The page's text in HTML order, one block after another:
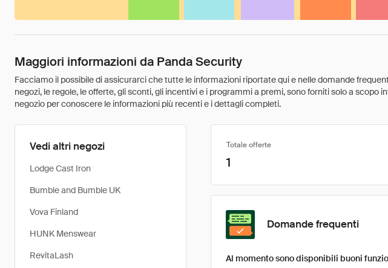
Maggiori informazioni da Panda Security
Facciamo il possibile di assicurarci che tutte le informazioni riportate qui e nelle domande
negozi, le regole, le offerte, gli sconti, gli incentivi e i programmi a premi, sono forniti solo a
negozio per conoscere le informazioni più recenti e i dettagli completi.
Vedi altri negozi
Lodge Cast Iron
Bumble and Bumble UK
Vova Finland
HUNK Menswear
RevitaLash
Totale offerte
1
Domande frequenti
Al momento sono disponibili buoni